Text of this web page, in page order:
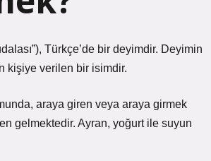
Türkçe’de bir deyimdir. Deyimin
kişiye verilen bir isimdir.
araya giren veya araya girmek
gelmektedir. Ayran, yoğurt ile suyun